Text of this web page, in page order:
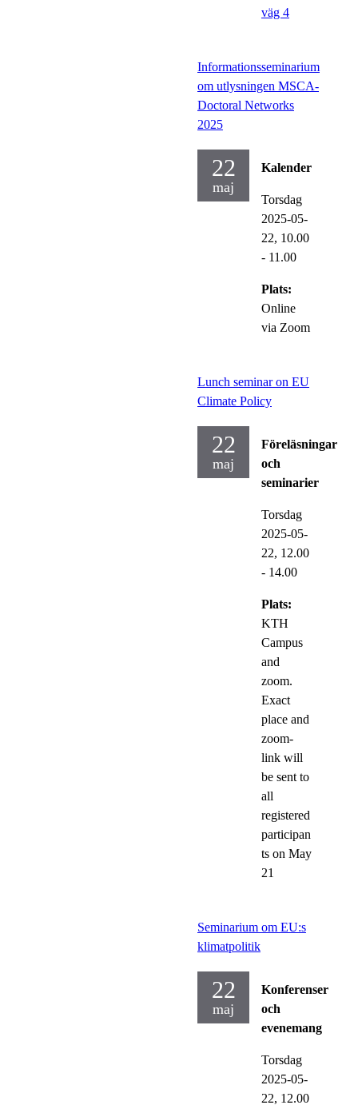
väg 4
Informationsseminarium
om utlysningen MSCA-
Doctoral Networks
2025
22
maj
Kalender
Torsdag
2025-05-
22, 10.00
- 11.00
Plats:
Online
via Zoom
Lunch seminar on EU
Climate Policy
22
maj
Föreläsningar
och
seminarier
Torsdag
2025-05-
22, 12.00
- 14.00
Plats:
KTH
Campus
and
zoom.
Exact
place and
zoom-
link will
be sent to
all
registered
participan
ts on May
21
Seminarium om EU:s
klimatpolitik
22
maj
Konferenser
och
evenemang
Torsdag
2025-05-
22, 12.00